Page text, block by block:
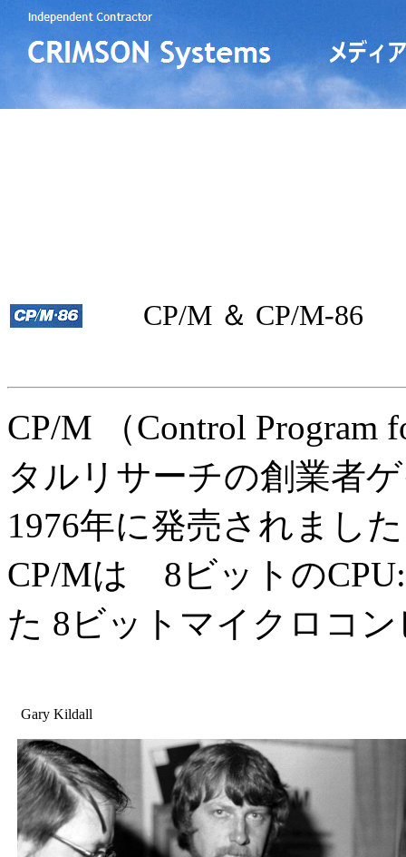
CP/M ＆ CP/M-86
CP/M （Control Program
タルリサーチの創業者
1976年に発売されまし
CP/Mは 8ビットの
た 8ビットマイクロコン
Gary Kildall